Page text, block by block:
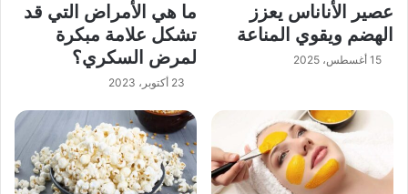
عصير الأناناس يعزز
الهضم ويقوي المناعة
15 أغسطس، 2025
ما هي الأمراض التي قد
تشكل علامة مبكرة
لمرض السكري؟
23 أكتوبر، 2023